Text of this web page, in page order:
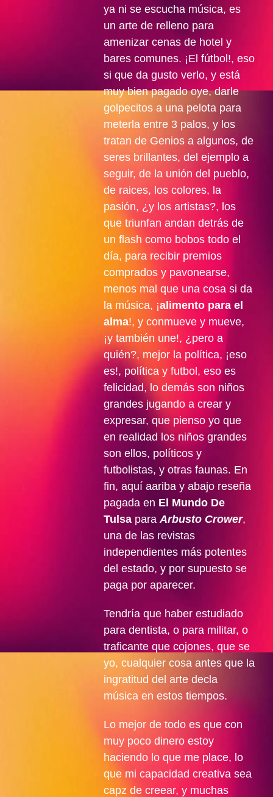
ya ni se escucha música, es
un arte de relleno para
amenizar cenas de hotel y
bares comunes. ¡El fútbol!, eso
si que da gusto verlo, y está
muy bien pagado oye, darle
golpecitos a una pelota para
meterla entre 3 palos, y los
tratan de Genios a algunos, de
seres brillantes, del ejemplo a
seguir, de la unión del pueblo,
de raices, los colores, la
pasión, ¿y los artistas?, los
que triunfan andan detrás de
un flash como bobos todo el
día, para recibir premios
comprados y pavonearse,
menos mal que una cosa si da
la música, ¡alimento para el
alma!, y conmueve y mueve,
¡y también une!, ¿pero a
quién?, mejor la política, ¡eso
es!, política y futbol, eso es
felicidad, lo demás son niños
grandes jugando a crear y
expresar, que pienso yo que
en realidad los niños grandes
son ellos, políticos y
futbolistas, y otras faunas. En
fin, aquí aariba y abajo reseña
pagada en El Mundo De
Tulsa paraArbusto Crower,
una de las revistas
independientes más potentes
del estado, y por supuesto se
paga por aparecer.
Tendría que haber estudiado
para dentista, o para militar, o
traficante que cojones, que se
yo, cualquier cosa antes que la
ingratitud del arte decla
música en estos tiempos.
Lo mejor de todo es que con
muy poco dinero estoy
haciendo lo que me place, lo
que mi capacidad creativa sea
capz de creear, y muchas